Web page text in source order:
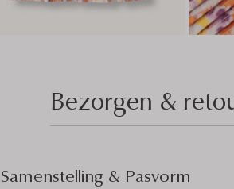
Bezorgen &
Samenstelling & Pasvorm